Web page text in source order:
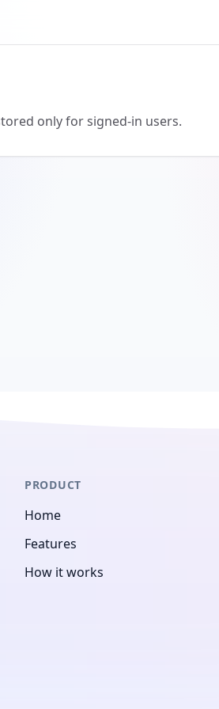
only for signed-in users.
PRODUCT
Home
Features
How it works